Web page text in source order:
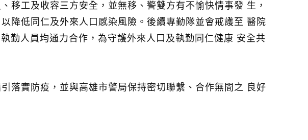
移工及收容三方安全，並無移、警雙方有不愉快情事發 生，
降低同仁及外來人口感染風險。後續專勤隊並會戒護至 醫院
勤人員均通力合作，為守護外來人口及執勤同仁健康 安全共
落實防疫，並與高雄市警局保持密切聯繫、合作無間之 良好